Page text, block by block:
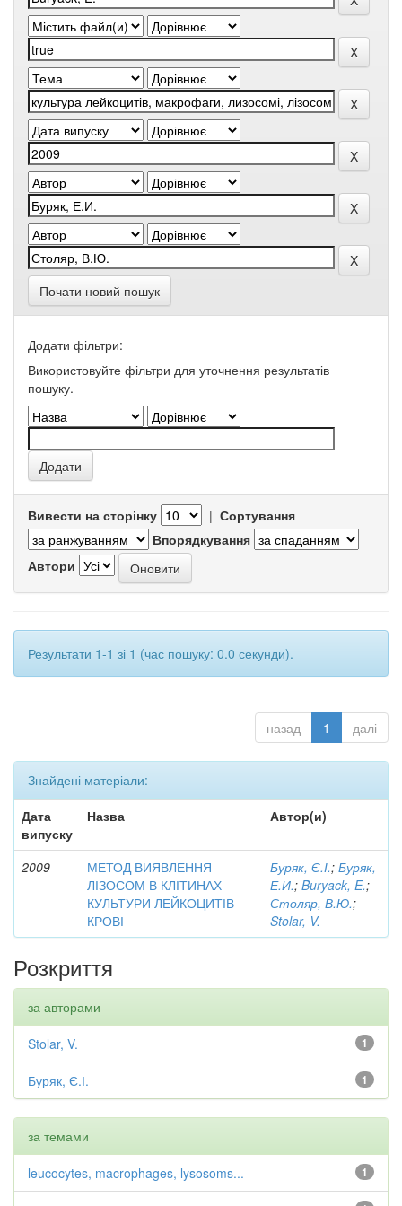
Почати новий пошук
Додати фільтри:
Використовуйте фільтри для уточнення результатів
пошуку.
Вивести на сторінку | Сортування
Впорядкування
Автори
Результати 1-1 зі 1 (час пошуку: 0.0 секунди).
назад 1 далі
Знайдені матеріали:
Дата
випуску
Назва Автор(и)
2009
МЕТОД ВИЯВЛЕННЯ
ЛІЗОСОМ В КЛІТИНАХ
КУЛЬТУРИ ЛЕЙКОЦИТІВ
КРОВІ
Буряк, Є.І.; Буряк,
Е.И.; Buryack, E.;
Столяр, В.Ю.;
Stolar, V.
Розкриття
за авторами
1
Stolar, V.
1
Буряк, Є.І.
за темами
1
leucocytes, macrophages, lysosoms...